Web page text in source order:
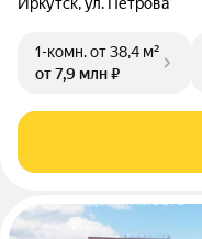
1-комн.от 38,4 м²
от 7,9 млн ₽